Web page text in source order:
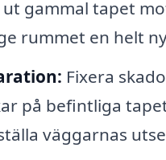
gammal tapet
rummet en helt
Fixera
på befintliga
väggarnas